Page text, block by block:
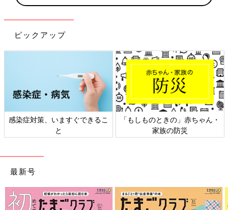
ピックアップ
染症対策、いますぐできるこ
「もしものときの」赤ちゃん・
家族の防災
最新号